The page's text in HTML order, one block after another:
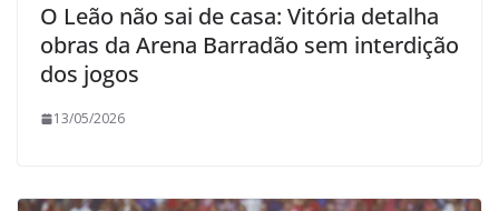
O Leão não sai de casa: Vitória detalha
obras da Arena Barradão sem interdição
dos jogos
13/05/2026